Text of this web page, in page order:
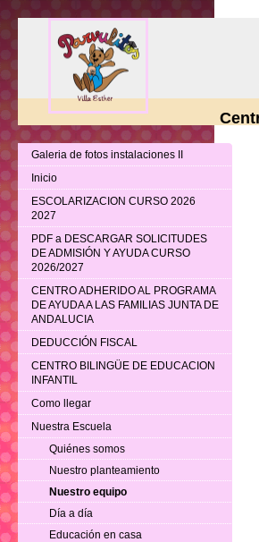
Galeria de fotos instalaciones II
Inicio
ESCOLARIZACION CURSO 2026
2027
PDF a DESCARGAR SOLICITUDES
DE ADMISIÓN Y AYUDA CURSO
2026/2027
CENTRO ADHERIDO AL PROGRAMA
DE AYUDA A LAS FAMILIAS JUNTA DE
ANDALUCIA
DEDUCCIÓN FISCAL
CENTRO BILINGÜE DE EDUCACION
INFANTIL
Como llegar
Nuestra Escuela
Quiénes somos
Nuestro planteamiento
Nuestro equipo
Día a día
Educación en casa